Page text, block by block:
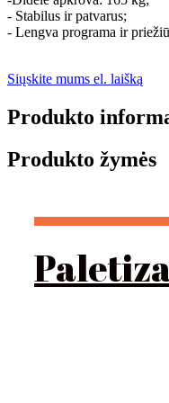
- Stabilus ir patvarus;
- Lengva programa ir
Siųskite mums el. laišką
Produkto
Produkto žymės